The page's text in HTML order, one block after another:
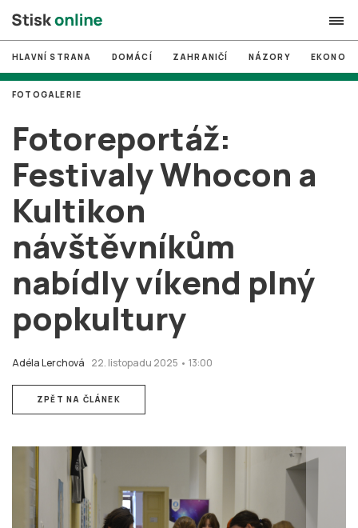
search
# MUNI
# Brno
# volby
login PŘIHLÁSIT SE
Zapomněli jste heslo?
HLAVNÍ STRANA DOMÁCÍ ZAHRANIČÍ NÁZORY
Fotoreportáž:
Festivaly Whocon a
Kultikon
návštěvníkům
nabídly víkend plný
popkultury
Adéla Lerchová 22. listopadu 2025 • 13:00
FOTOGALERIE
ZPĚT NA ČLÁNEK